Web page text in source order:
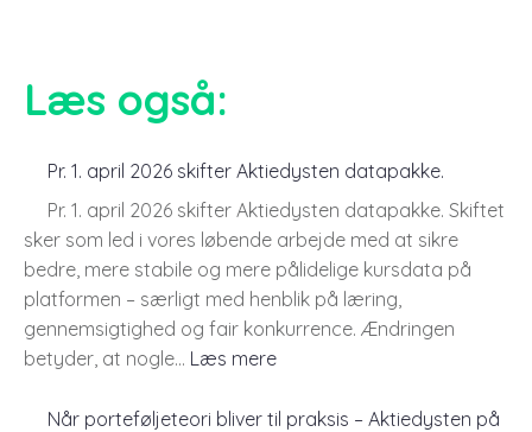
Læs også:
Pr. 1. april 2026 skifter Aktiedysten datapakke.
Pr. 1. april 2026 skifter Aktiedysten datapakke. Skiftet
sker som led i vores løbende arbejde med at sikre
bedre, mere stabile og mere pålidelige kursdata på
platformen – særligt med henblik på læring,
gennemsigtighed og fair konkurrence. Ændringen
betyder, at nogle… Læs mere:
1.
Når porteføljeteori bliver til praksis – Aktiedysten på